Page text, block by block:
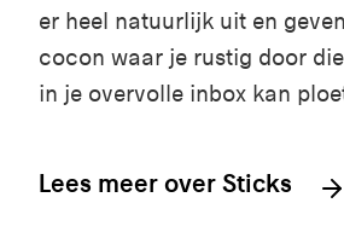
er heel natuurlijk uit en
cocon waar je rustig door
in je overvolle inbox kan
Lees meer over Sticks